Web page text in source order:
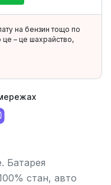
на бензин тощо по
– це шахрайство,
Батарея
стан, авто